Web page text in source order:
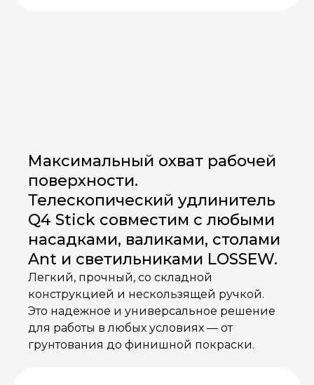
Максимальный охват рабочей
поверхности.
Телескопический удлинитель
Q4 Stick совместим с любыми
насадками, валиками, столами
Ant и светильниками LOSSEW.
Легкий, прочный, со складной
конструкцией и нескользящей ручкой.
Это надежное и универсальное решение
для работы в любых условиях — от
грунтования до финишной покраски.